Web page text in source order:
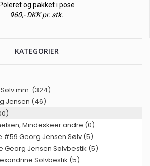
Poleret og pakket i pose
960,- DKK pr. stk.
KATEGORIER
mm. (324)
Jensen (46)
Mindeskeer andre (0)
#59 Georg Jensen Sølv (5)
Georg Jensen Sølvbestik (5)
Sølvbestik (5)